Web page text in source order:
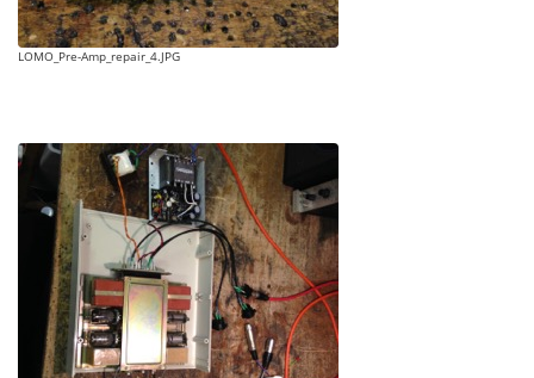
LOMO_Pre-Amp_repair_4.JPG